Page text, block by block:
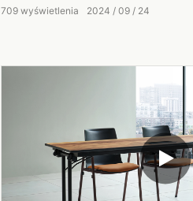
2024 09 24
709 wyświetlenia